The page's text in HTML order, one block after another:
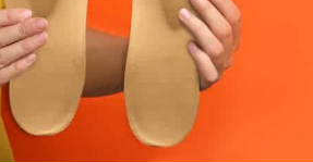
Het belang van de 3
(en zo houd je ze gezond)